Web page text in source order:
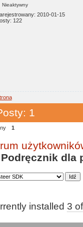
Nieaktywny
2010-01-15
122
1
1
Podręcznik dla
installed 3